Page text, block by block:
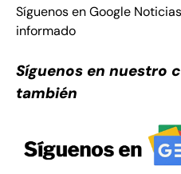
Síguenos en Google
informado
Síguenos en nuestro
también